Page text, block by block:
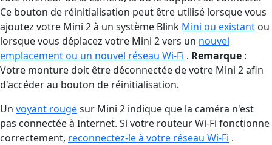
Ce bouton de réinitialisation peut être utilisé lorsque vous
ajoutez votre Mini 2 à un système Blink Mini ou existant ou
lorsque vous déplacez votre Mini 2 vers un nouvel
emplacement ou un nouvel réseau Wi-Fi . Remarque :
Votre monture doit être déconnectée de votre Mini 2 afin
d'accéder au bouton de réinitialisation.
Un voyant rougesur Mini 2 indique que la caméra n'est
pas connectée à Internet. Si votre routeur Wi-Fi fonctionne
correctement, reconnectez-le à votre réseau Wi-Fi .